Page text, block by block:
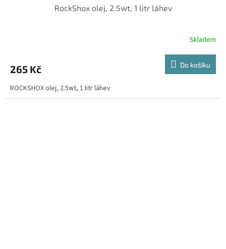
RockShox olej, 2.5wt, 1 litr láhev
Skladem
265 Kč Do košíku
ROCKSHOX olej, 2.5wt, 1 litr láhev